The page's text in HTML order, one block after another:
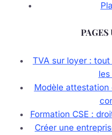
TVA sur loyer :
Modèle attestation
Formation CSE :
Créer une